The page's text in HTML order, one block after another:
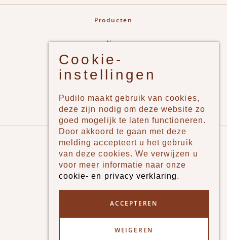
Producten
New
Jongens
Meisjes
Merken
Pudilo
Over ons
Algemene voorwaarden
Klantenservice - Ruilen & Retourneren
Cookie-
instellingen
Pudilo maakt gebruik van cookies,
deze zijn nodig om deze website zo
goed mogelijk te laten functioneren.
Door akkoord te gaan met deze
melding accepteert u het gebruik
van deze cookies. We verwijzen u
voor meer informatie naar onze
cookie- en privacy verklaring.
ACCEPTEREN
WEIGEREN